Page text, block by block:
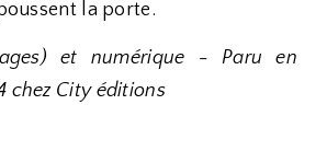
la porte.
et numérique - Paru en
chez City éditions